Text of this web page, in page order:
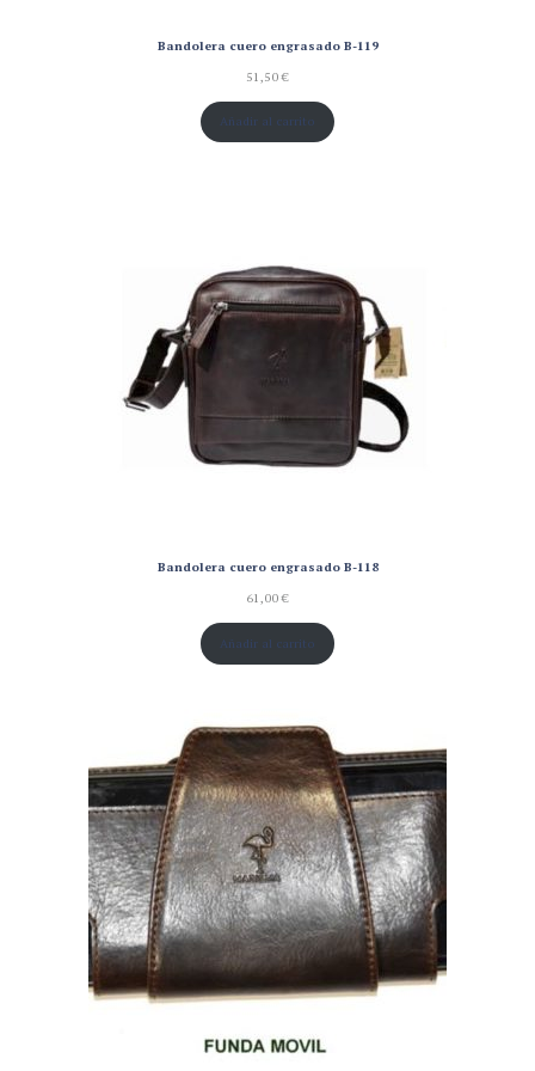
Bandolera cuero engrasado B-119
51,50€
Añadir al carrito
Bandolera cuero engrasado B-118
61,00€
Añadir al carrito